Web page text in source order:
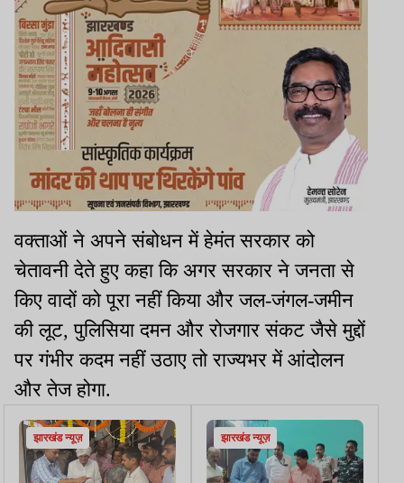
वक्ताओं ने अपने संबोधन में हेमंत सरकार को
चेतावनी देते हुए कहा कि अगर सरकार ने जनता से
किए वादों को पूरा नहीं किया और जल-जंगल-जमीन
की लूट, पुलिसिया दमन और रोजगार संकट जैसे मुद्दों
पर गंभीर कदम नहीं उठाए तो राज्यभर में आंदोलन
और तेज होगा.
झारखंड न्यूज़ झारखंड न्यूज़